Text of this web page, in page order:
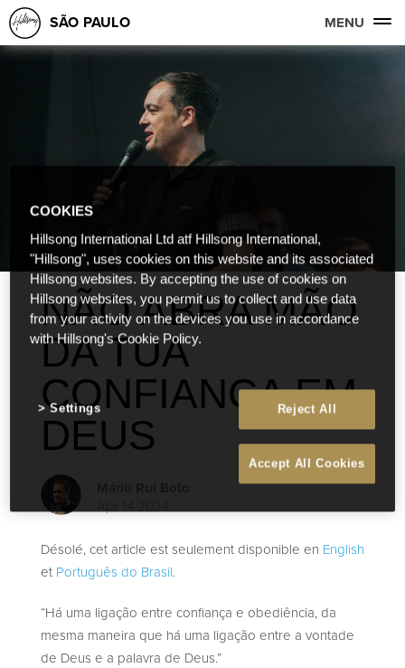
SÃO PAULO MENU
NÃO ABRA MÃO
DA TUA
CONFIANÇA EM
DEUS
Désolé, cet article est seulement disponible en English
et Português do Brasil.
“Há uma ligação entre confiança e obediência, da
mesma maneira que há uma ligação entre a vontade
de Deus e a palavra de Deus.”
COOKIES
Hillsong International Ltd atf Hillsong International,
"Hillsong", uses cookies on this website and its associated
Hillsong websites. By accepting the use of cookies on
Hillsong websites, you permit us to collect and use data
from your activity on the devices you use in accordance
with Hillsong's Cookie Policy.
Reject All
Accept All Cookies
Settings